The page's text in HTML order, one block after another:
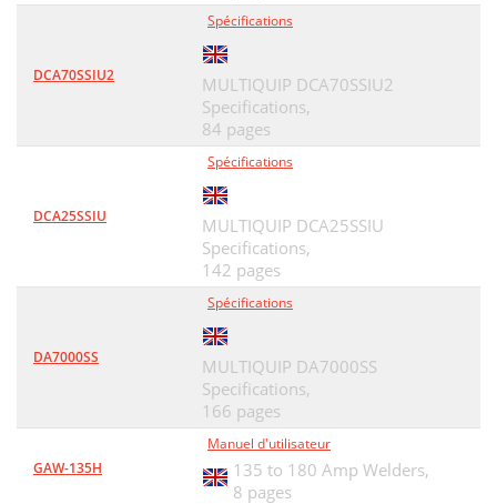
DCA70SSIU2
Spécifications
MULTIQUIP DCA70SSIU2
Specifications,
84 pages
DCA25SSIU
Spécifications
MULTIQUIP DCA25SSIU
Specifications,
142 pages
DA7000SS
Spécifications
MULTIQUIP DA7000SS
Specifications,
166 pages
GAW-135H
Manuel d'utilisateur
135 to 180 Amp Welders,
8 pages